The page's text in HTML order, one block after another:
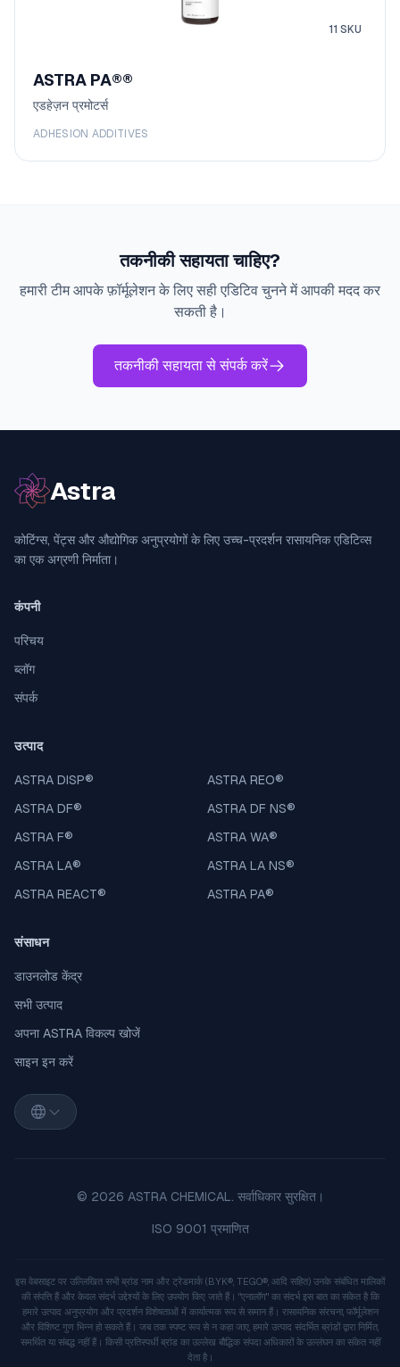
11 SKU
ASTRA PA®®
एडहेज़न प्रमोटर्स
ADHESION ADDITIVES
तकनीकी सहायता चाहिए?
हमारी टीम आपके फ़ॉर्मूलेशन के लिए सही एडिटिव चुनने में आपकी मदद कर
सकती है।
तकनीकी सहायता से संपर्क करें
Astra
कोटिंग्स, पेंट्स और औद्योगिक अनुप्रयोगों के लिए उच्च-प्रदर्शन रासायनिक एडिटिव्स
का एक अग्रणी निर्माता।
कंपनी
परिचय
ब्लॉग
संपर्क
उत्पाद
ASTRA DISP® ASTRA REO®
ASTRA DF® ASTRA DF NS®
ASTRA F® ASTRA WA®
ASTRA LA® ASTRA LA NS®
ASTRA REACT® ASTRA PA®
संसाधन
डाउनलोड केंद्र
सभी उत्पाद
अपना ASTRA विकल्प खोजें
साइन इन करें
© 2026 ASTRA CHEMICAL. सर्वाधिकार सुरक्षित।
ISO 9001 प्रमाणित
इस वेबसाइट पर उल्लिखित सभी ब्रांड नाम और ट्रेडमार्क (BYK®, TEGO®, आदि सहित) उनके संबंधित मालिकों
की संपत्ति हैं और केवल संदर्भ उद्देश्यों के लिए उपयोग किए जाते हैं। "एनालॉग" का संदर्भ इस बात का संकेत है कि
हमारे उत्पाद अनुप्रयोग और प्रदर्शन विशेषताओं में कार्यात्मक रूप से समान हैं। रासायनिक संरचना, फॉर्मूलेशन
और विशिष्ट गुण भिन्न हो सकते हैं। जब तक स्पष्ट रूप से न कहा जाए, हमारे उत्पाद संदर्भित ब्रांडों द्वारा निर्मित,
समर्थित या संबद्ध नहीं हैं। किसी प्रतिस्पर्धी ब्रांड का उल्लेख बौद्धिक संपदा अधिकारों के उल्लंघन का संकेत नहीं
देता है।